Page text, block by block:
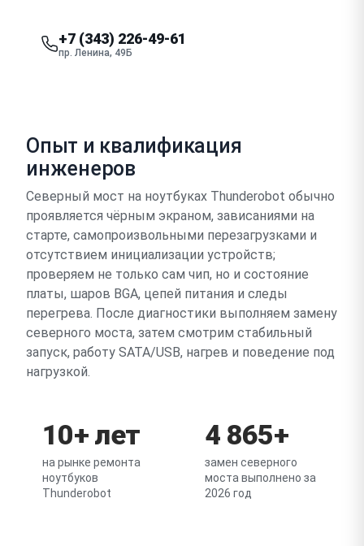
+7 (343) 226-49-61
пр. Ленина, 49Б
Опыт и квалификация
инженеров
Северный мост на ноутбуках Thunderobot обычно
проявляется чёрным экраном, зависаниями на
старте, самопроизвольными перезагрузками и
отсутствием инициализации устройств;
проверяем не только сам чип, но и состояние
платы, шаров BGA, цепей питания и следы
перегрева. После диагностики выполняем замену
северного моста, затем смотрим стабильный
запуск, работу SATA/USB, нагрев и поведение под
нагрузкой.
10+ лет
на рынке ремонта
ноутбуков
Thunderobot
4 865+
замен северного
моста выполнено за
2026 год